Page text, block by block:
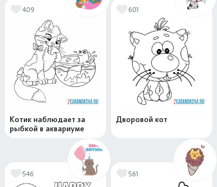
409
Котик наблюдает за
рыбкой в аквариуме
601
Дворовой кот
546 561